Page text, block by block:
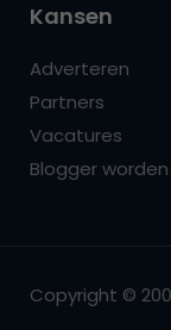
Kansen
Adverteren
Partners
Vacatures
Blogger worden
Copyright ©